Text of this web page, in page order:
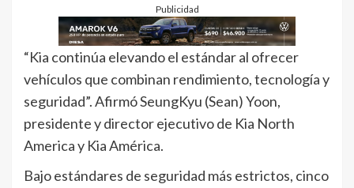
Publicidad
“Kia continúa elevando el estándar al ofrecer
vehículos que combinan rendimiento, tecnología y
seguridad”. Afirmó SeungKyu (Sean) Yoon,
presidente y director ejecutivo de Kia North
America y Kia América.
Bajo estándares de seguridad más estrictos, cinco